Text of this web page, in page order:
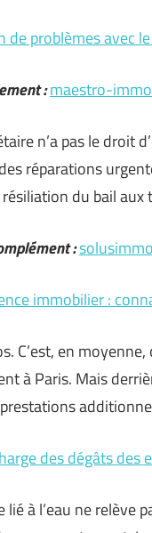
de problèmes avec
:maestro-
n’a pas le droit
réparations
du bail aux
:
immobilier :
C’est, en
à Paris. Mais
des dégâts des
lié à l’eau ne relève